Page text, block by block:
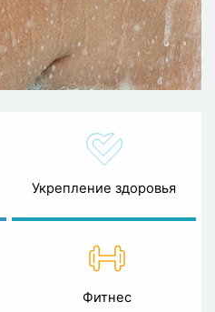
Укрепление здоровья
Фитнес